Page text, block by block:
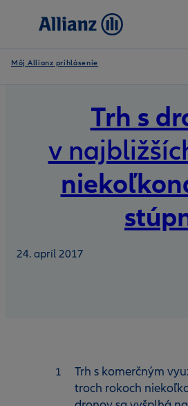
Môj Allianz prihlásenie
Trh s
v
24. apríl 2017
Trh s komerčným
troch rokoch